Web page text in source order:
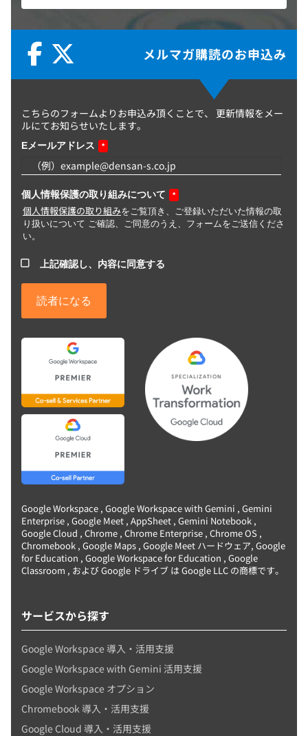
メルマガ購読のお申込み
サービスから探す
Google Workspace 導入・活用支援
Google Workspace with Gemini 活用支援
Google Workspace オプション
Chromebook 導入・活用支援
Google Cloud 導入・活用支援
こちらのフォームよりお申込み頂くことで、
更新情報をメー
ルにてお知らせいたします。
Eメールアドレス *
個人情報保護の取り組みについて *
個人情報保護の取り組みをご覧頂き、ご登録いただいた情報の取
り扱いについて ご確認、ご同意のうえ、フォームをご送信くださ
い。
上記確認し、内容に同意する
Google Workspace , Google Workspace with Gemini , Gemini
Enterprise , Google Meet , AppSheet , Gemini Notebook ,
Google Cloud , Chrome , Chrome Enterprise , Chrome OS ,
Chromebook , Google Maps , Google Meet ハードウェア, Google
for Education , Google Workspace for Education , Google
Classroom , および Google ドライブ は Google LLC の商標です。